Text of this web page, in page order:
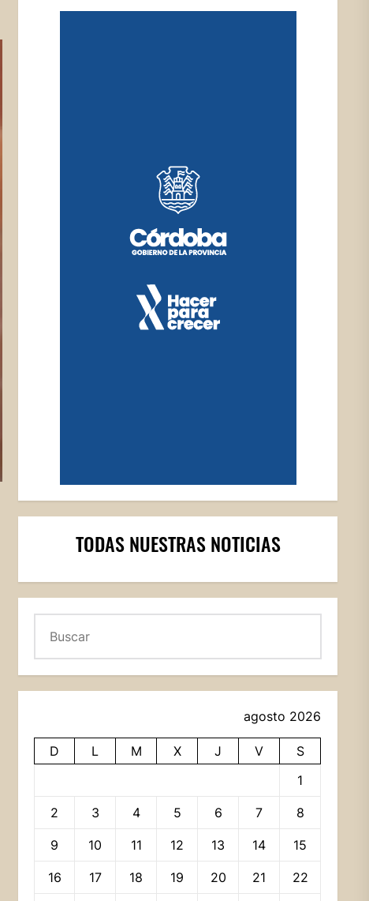
TODAS NUESTRAS NOTICIAS
agosto 2026
D L M X J V
S
1
2 3 4 5 6 7 8
9 10 11 12 13 14 15
16 17 18 19 20 21 22